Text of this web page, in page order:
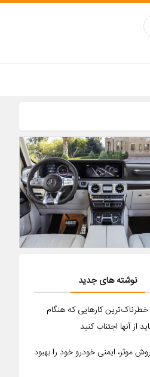
نوشته های جدید
خطرناک‌ترین کارهایی که هنگام
از آنها اجتناب کنید
با این ۳ روش موثر، ایمنی خودرو خود را بهبود